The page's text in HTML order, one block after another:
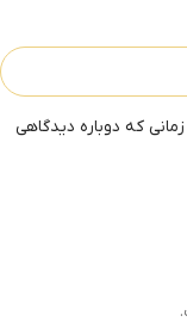
که دوباره دیدگاهی